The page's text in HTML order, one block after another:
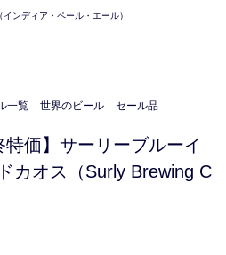
インディア・ペール・エール）
一覧 世界のビール セール品
特価】サーリーブルーイ
カオス（Surly Brewing C